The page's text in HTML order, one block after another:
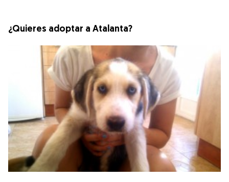
¿Quieres adoptar a Atalanta?